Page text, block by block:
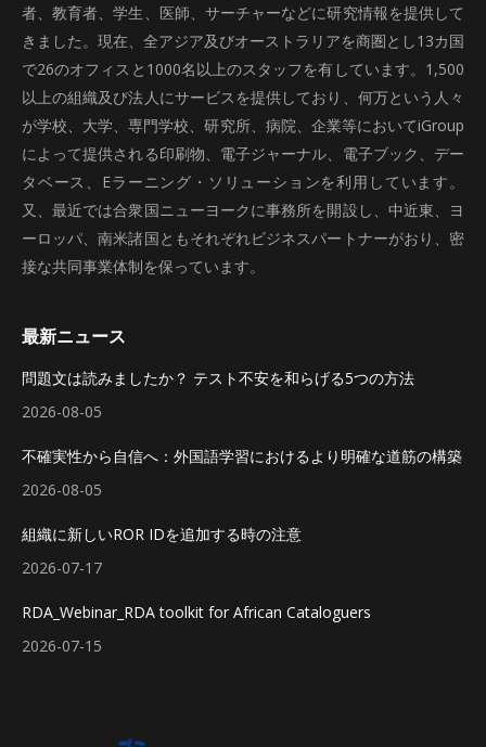
者、教育者、学生、医師、サーチャーなどに研究情報を提供して
きました。現在、全アジア及びオーストラリアを商圏とし13カ国
で26のオフィスと1000名以上のスタッフを有しています。1,500
以上の組織及び法人にサービスを提供しており、何万という人々
が学校、大学、専門学校、研究所、病院、企業等においてiGroup
によって提供される印刷物、電子ジャーナル、電子ブック、デー
タベース、Eラーニング・ソリューションを利用しています。
又、最近では合衆国ニューヨークに事務所を開設し、中近東、ヨ
ーロッパ、南米諸国ともそれぞれビジネスパートナーがおり、密
接な共同事業体制を保っています。
最新ニュース
問題文は読みましたか？ テスト不安を和らげる5つの方法
2026-08-05
不確実性から自信へ：外国語学習におけるより明確な道筋の構築
2026-08-05
組織に新しいROR IDを追加する時の注意
2026-07-17
RDA_Webinar_RDA toolkit for African Cataloguers
2026-07-15